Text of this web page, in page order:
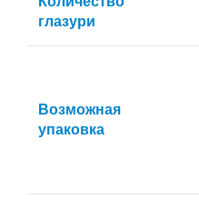
глазури
Возможная
упаковка